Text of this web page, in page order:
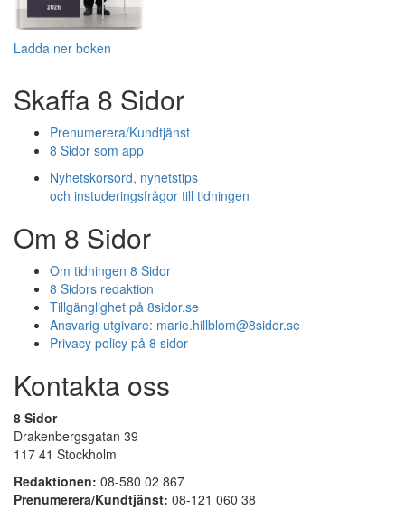
Ladda ner boken
Skaffa 8 Sidor
Prenumerera/Kundtjänst
8 Sidor som app
Nyhetskorsord, nyhetstips
och instuderingsfrågor till tidningen
Om 8 Sidor
Om tidningen 8 Sidor
8 Sidors redaktion
Tillgänglighet på 8sidor.se
Ansvarig utgivare: marie.hillblom@8sidor.se
Privacy policy på 8 sidor
Kontakta oss
8 Sidor
Drakenbergsgatan 39
117 41 Stockholm
Redaktionen: 08-580 02 867
Prenumerera/Kundtjänst: 08-121 060 38